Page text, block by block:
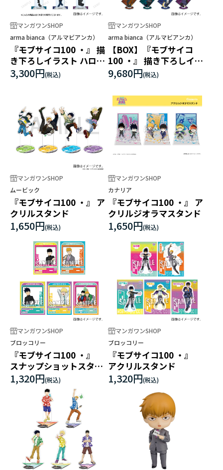
マンガワンSHOP
arma bianca（アルマビアンカ）
『モブサイコ100 ・』 描
き下ろしイラスト ハロウ
ィンver. 1/7スケール 特
大アクリルスタンド
3,300円
マンガワンSHOP
arma bianca（アルマビアンカ）
【BOX】『モブサイコ
100 ・』 描き下ろしイラ
スト ハロウィンver. トレ
ーディングアクリルスタ
ンド
9,680円
マンガワンSHOP
ムービック
『モブサイコ100 ・』 ア
クリルスタンド
1,650円
マンガワンSHOP
カナリア
『モブサイコ100 ・』 ア
クリルジオラマスタンド
1,650円
マンガワンSHOP
ブロッコリー
『モブサイコ100 ・』
スナップショットスタン
ド
1,320円
マンガワンSHOP
ブロッコリー
『モブサイコ100 ・』
アクリルスタンド
1,320円